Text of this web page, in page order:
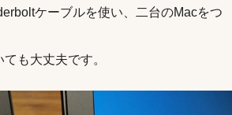
ケーブルを使い、二台のMacをつ
も大丈夫です。